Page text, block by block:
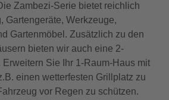
Zambezi-Serie bietet reichlich
Gartengeräte, Werkzeuge,
Gartenmöbel. Zusätzlich zu den
bieten wir auch eine 2-
Erweitern Sie Ihr 1-Raum-Haus mit
einen wetterfesten Grillplatz zu
vor Regen zu schützen.